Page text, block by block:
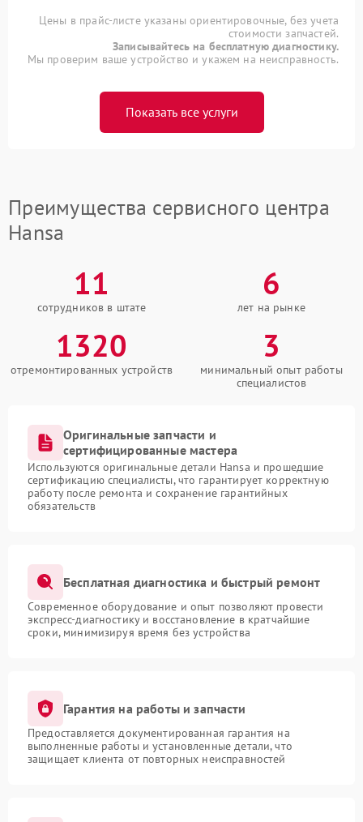
Цены в прайс-листе указаны ориентировочные, без учета
стоимости запчастей.
Записывайтесь на бесплатную диагностику.
Мы проверим ваше устройство и укажем на неисправность.
Показать все услуги
Преимущества сервисного центра
Hansa
11
сотрудников в штате
6
лет на рынке
1320
отремонтированных устройств
3
минимальный опыт работы
специалистов
Оригинальные запчасти и
сертифицированные мастера
Используются оригинальные детали Hansa и прошедшие
сертификацию специалисты, что гарантирует корректную
работу после ремонта и сохранение гарантийных
обязательств
Бесплатная диагностика и быстрый ремонт
Современное оборудование и опыт позволяют провести
экспресс-диагностику и восстановление в кратчайшие
сроки, минимизируя время без устройства
Гарантия на работы и запчасти
Предоставляется документированная гарантия на
выполненные работы и установленные детали, что
защищает клиента от повторных неисправностей